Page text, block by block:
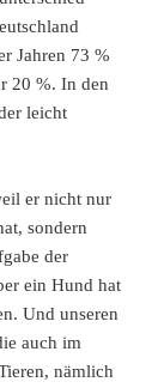
Jahren 73 %
20 %. In den
leicht
er nicht nur
sondern
der
ein Hund hat
Und unseren
auch im
nämlich